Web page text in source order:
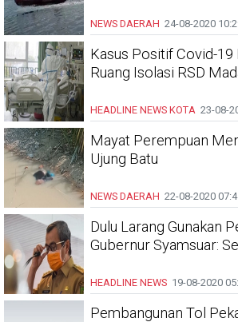
NEWS DAERAH 24-08-2020
Kasus Positif Covid-
Ruang Isolasi RSD
HEADLINE NEWS KOTA 23-08-
Mayat Perempuan
Ujung Batu
NEWS DAERAH 22-08-2020
Dulu Larang Gunakan
Gubernur Syamsuar:
HEADLINE NEWS 19-08-2020
Pembangunan Tol